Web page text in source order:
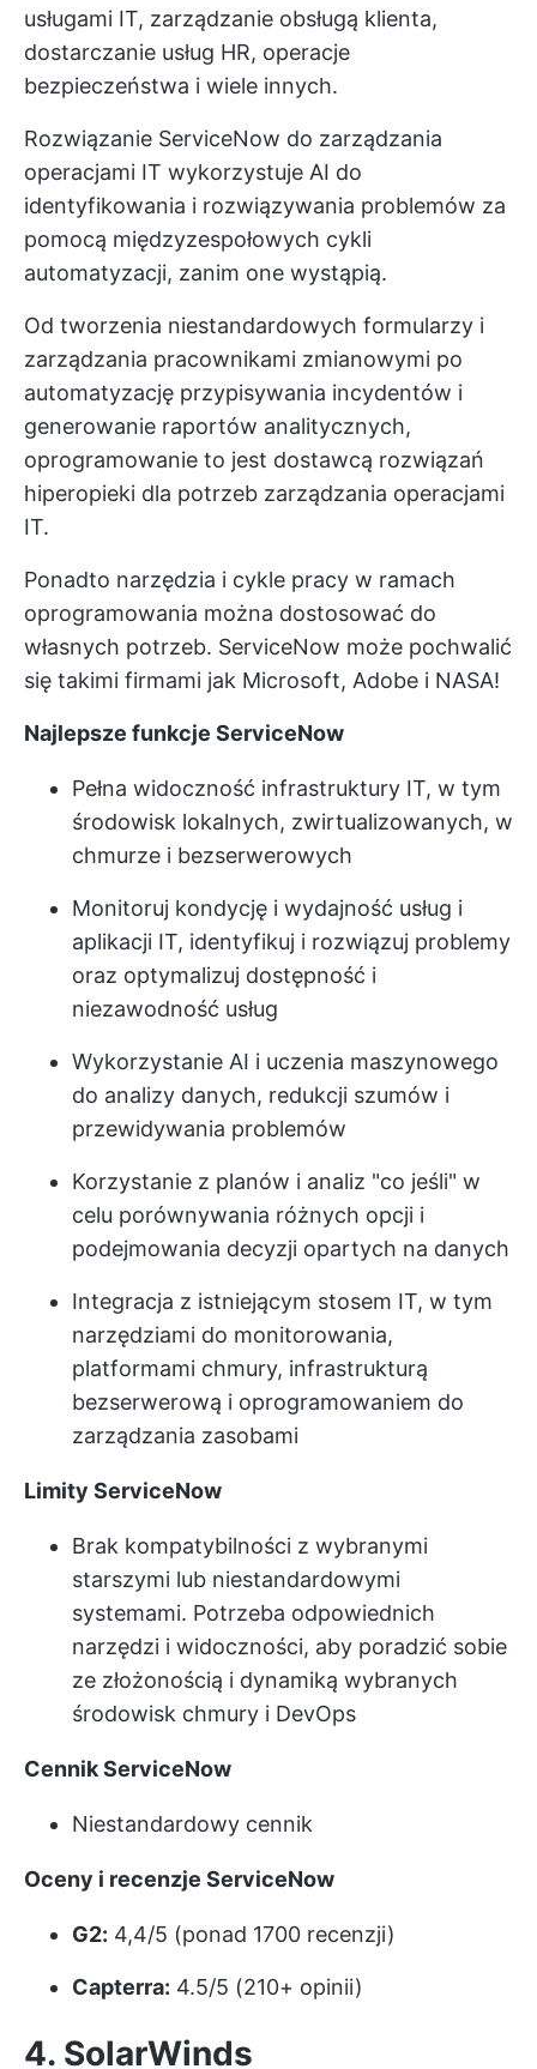
usługami IT, zarządzanie obsługą klienta,
dostarczanie usług HR, operacje
bezpieczeństwa i wiele innych.
Rozwiązanie ServiceNow do zarządzania
operacjami IT wykorzystuje AI do
identyfikowania i rozwiązywania problemów za
pomocą międzyzespołowych cykli
automatyzacji, zanim one wystąpią.
Od tworzenia niestandardowych formularzy i
zarządzania pracownikami zmianowymi po
automatyzację przypisywania incydentów i
generowanie raportów analitycznych,
oprogramowanie to jest dostawcą rozwiązań
hiperopieki dla potrzeb zarządzania operacjami
IT.
Ponadto narzędzia i cykle pracy w ramach
oprogramowania można dostosować do
własnych potrzeb. ServiceNow może pochwalić
się takimi firmami jak Microsoft, Adobe i NASA!
Najlepsze funkcje ServiceNow
Pełna widoczność infrastruktury IT, w tym
środowisk lokalnych, zwirtualizowanych, w
chmurze i bezserwerowych
Monitoruj kondycję i wydajność usług i
aplikacji IT, identyfikuj i rozwiązuj problemy
oraz optymalizuj dostępność i
niezawodność usług
Wykorzystanie AI i uczenia maszynowego
do analizy danych, redukcji szumów i
przewidywania problemów
Korzystanie z planów i analiz "co jeśli" w
celu porównywania różnych opcji i
podejmowania decyzji opartych na danych
Integracja z istniejącym stosem IT, w tym
narzędziami do monitorowania,
platformami chmury, infrastrukturą
bezserwerową i oprogramowaniem do
zarządzania zasobami
Limity ServiceNow
Brak kompatybilności z wybranymi
starszymi lub niestandardowymi
systemami. Potrzeba odpowiednich
narzędzi i widoczności, aby poradzić sobie
ze złożonością i dynamiką wybranych
środowisk chmury i DevOps
Cennik ServiceNow
Niestandardowy cennik
Oceny i recenzje ServiceNow
G2: 4,4/5 (ponad 1700 recenzji)
Capterra: 4.5/5 (210+ opinii)
4. SolarWinds